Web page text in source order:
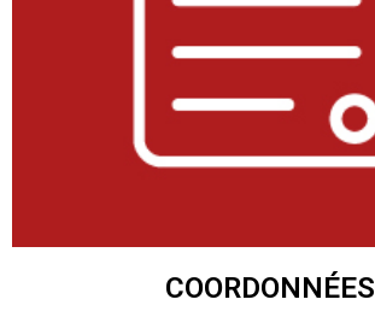
COORDONNÉES